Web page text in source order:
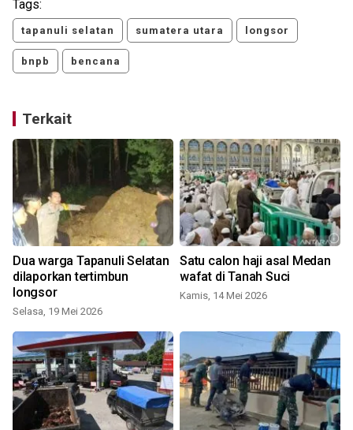
Tags:
tapanuli selatan sumatera utara longsor
bnpb bencana
Terkait
Dua warga Tapanuli Selatan
dilaporkan tertimbun
longsor
Selasa, 19 Mei 2026
Satu calon haji asal Medan
wafat di Tanah Suci
Kamis, 14 Mei 2026